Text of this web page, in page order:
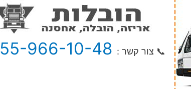
📞 צור קשר : 966-10-48